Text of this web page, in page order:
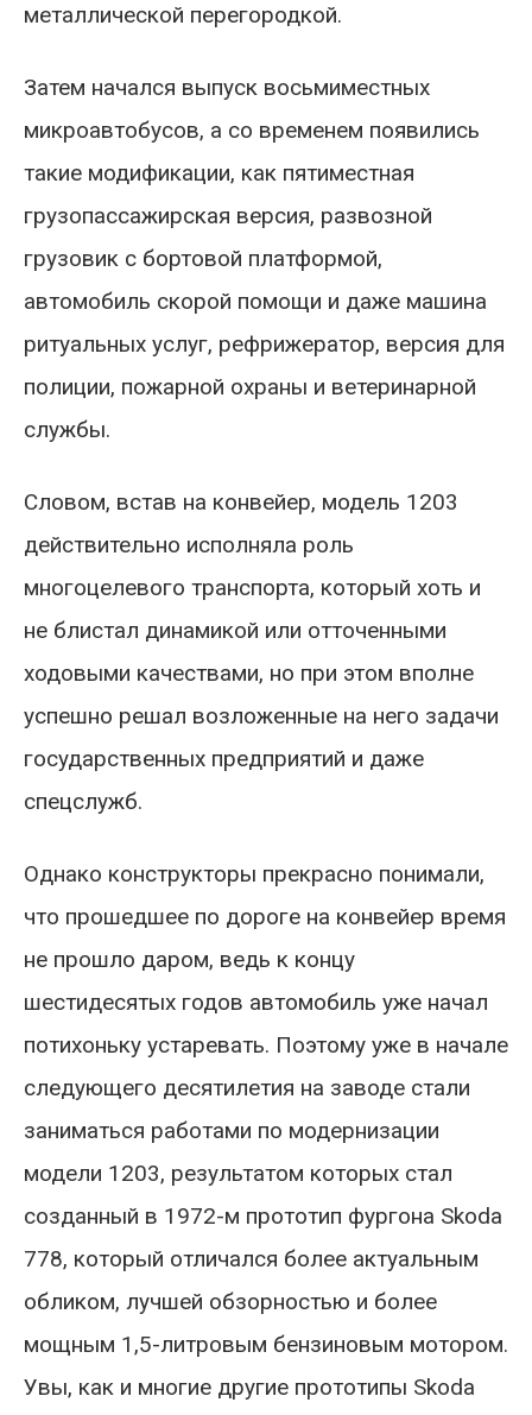
металлической перегородкой.
Затем начался выпуск восьмиместных
микроавтобусов, а со временем появились
такие модификации, как пятиместная
грузопассажирская версия, развозной
грузовик с бортовой платформой,
автомобиль скорой помощи и даже машина
ритуальных услуг, рефрижератор, версия для
полиции, пожарной охраны и ветеринарной
службы.
Словом, встав на конвейер, модель 1203
действительно исполняла роль
многоцелевого транспорта, который хоть и
не блистал динамикой или отточенными
ходовыми качествами, но при этом вполне
успешно решал возложенные на него задачи
государственных предприятий и даже
спецслужб.
Однако конструкторы прекрасно понимали,
что прошедшее по дороге на конвейер время
не прошло даром, ведь к концу
шестидесятых годов автомобиль уже начал
потихоньку устаревать. Поэтому уже в начале
следующего десятилетия на заводе стали
заниматься работами по модернизации
модели 1203, результатом которых стал
созданный в 1972-м прототип фургона Skoda
778, который отличался более актуальным
обликом, лучшей обзорностью и более
мощным 1,5-литровым бензиновым мотором.
Увы, как и многие другие прототипы Skoda